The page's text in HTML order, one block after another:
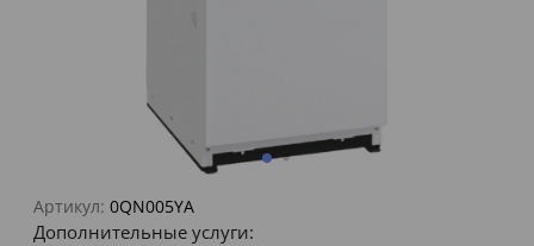
Артикул: 0QN005YA
Дополнительные услуги: